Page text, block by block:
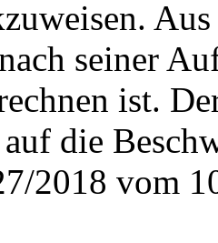
seiner
ist.
die
2018 vom